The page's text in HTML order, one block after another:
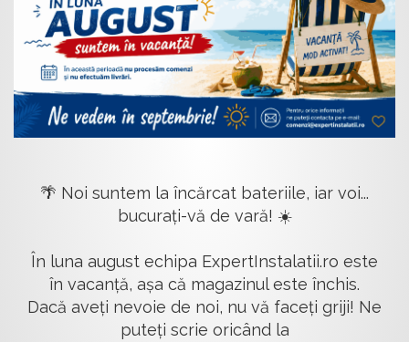
🌴 Noi suntem la încărcat bateriile, iar voi...
bucurați-vă de vară! ☀️
În luna august echipa ExpertInstalatii.ro este
în vacanță, așa că magazinul este închis.
Dacă aveți nevoie de noi, nu vă faceți griji! Ne
puteți scrie oricând la